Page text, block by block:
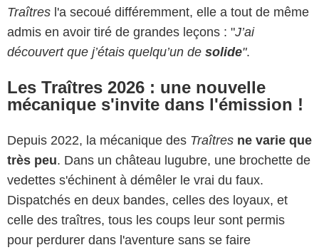
Traîtres l'a secoué différemment, elle a tout de même
admis en avoir tiré de grandes leçons : "J’ai
découvert que j’étais quelqu’un de solide".
Les Traîtres 2026 : une nouvelle
mécanique s'invite dans l'émission !
Depuis 2022, la mécanique des Traîtres ne varie que
très peu. Dans un château lugubre, une brochette de
vedettes s'échinent à démêler le vrai du faux.
Dispatchés en deux bandes, celles des loyaux, et
celle des traîtres, tous les coups leur sont permis
pour perdurer dans l'aventure sans se faire